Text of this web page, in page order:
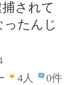
されて
ったんじ
4人 0件